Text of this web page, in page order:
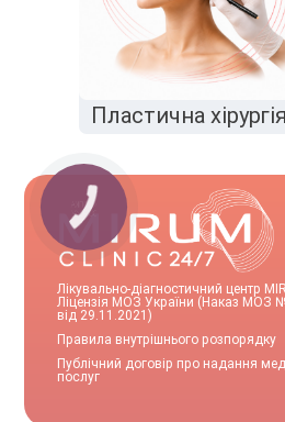
Пластична хірургія
Лікувально-діагностичний центр
Ліцензія МОЗ України (Наказ МОЗ
від 29.11.2021)
Правила внутрішнього розпорядку
Публічний договір про надання
послуг